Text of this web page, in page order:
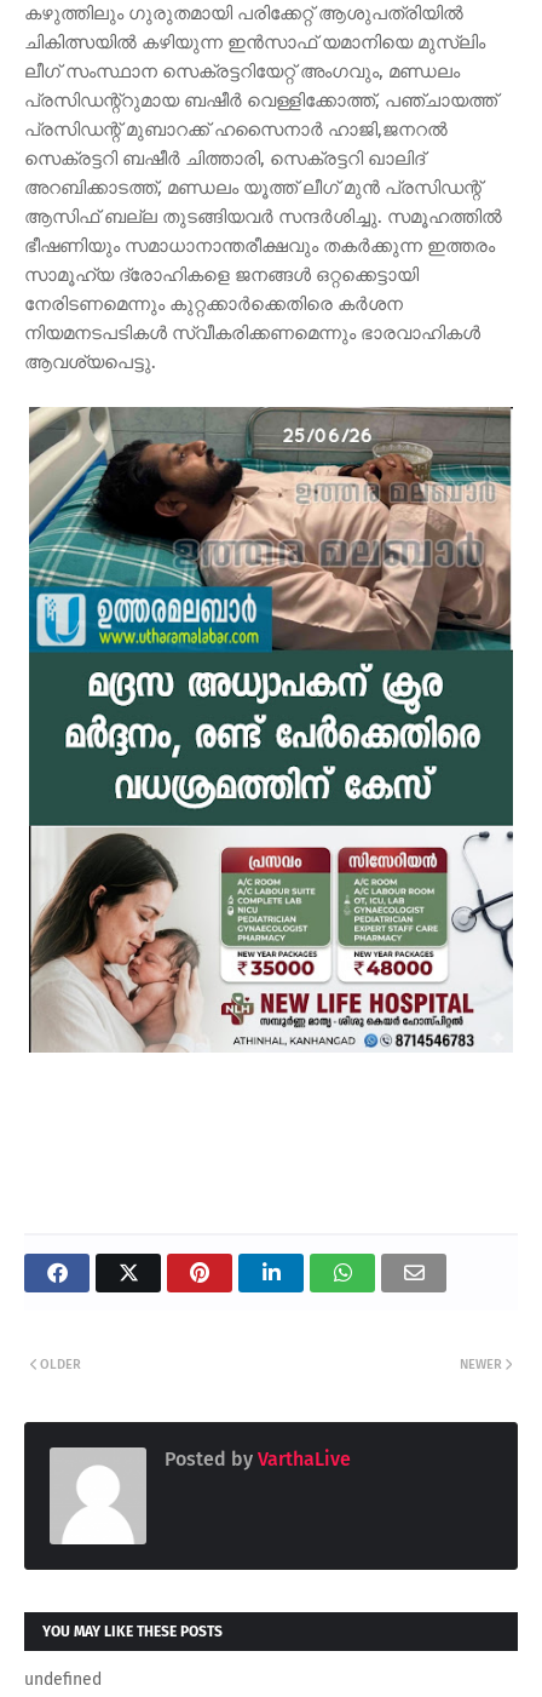
കഴുത്തിലും ഗുരുതമായി പരിക്കേറ്റ് ആശുപത്രിയിൽ
ചികിത്സയിൽ കഴിയുന്ന ഇൻസാഫ് യമാനിയെ മുസ്ലിം
ലീഗ് സംസ്ഥാന സെക്രട്ടറിയേറ്റ് അംഗവും, മണ്ഡലം
പ്രസിഡന്റ്റുമായ ബഷീർ വെള്ളിക്കോത്ത്, പഞ്ചായത്ത്
പ്രസിഡന്റ് മുബാറക്ക് ഹസൈനാർ ഹാജി,ജനറൽ
സെക്രട്ടറി ബഷീർ ചിത്താരി, സെക്രട്ടറി ഖാലിദ്
അറബിക്കാടത്ത്, മണ്ഡലം യൂത്ത് ലീഗ് മുൻ പ്രസിഡന്റ്
ആസിഫ് ബല്ല തുടങ്ങിയവർ സന്ദർശിച്ചു. സമൂഹത്തിൽ
ഭീഷണിയും സമാധാനാന്തരീക്ഷവും തകർക്കുന്ന ഇത്തരം
സാമൂഹ്യ ദ്രോഹികളെ ജനങ്ങൾ ഒറ്റക്കെട്ടായി
നേരിടണമെന്നും കുറ്റക്കാർക്കെതിരെ കർശന
നിയമനടപടികൾ സ്വീകരിക്കണമെന്നും ഭാരവാഹികൾ
ആവശ്യപെട്ടു.
NEWER
OLDER
Posted by VarthaLive
YOU MAY LIKE THESE POSTS
undefined